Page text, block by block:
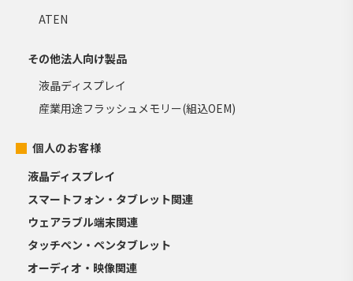
ATEN
その他法人向け製品
液晶ディスプレイ
産業用途フラッシュメモリー(組込OEM)
個人のお客様
液晶ディスプレイ
スマートフォン・タブレット関連
ウェアラブル端末関連
タッチペン・ペンタブレット
オーディオ・映像関連